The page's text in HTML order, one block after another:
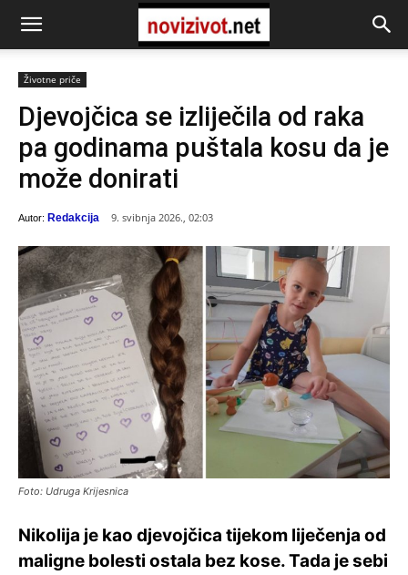
Životne priče
Djevojčica se izliječila od raka
pa godinama puštala kosu da je
može donirati
Autor: Redakcija 9. svibnja 2026., 02:03
Foto: Udruga Krijesnica
Nikolija je kao djevojčica tijekom liječenja od
maligne bolesti ostala bez kose. Tada je sebi